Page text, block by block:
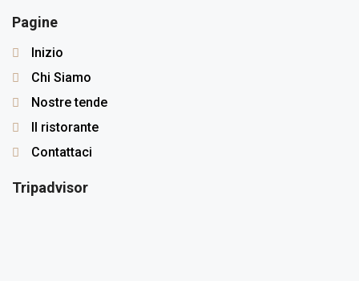
Pagine
Inizio
Chi Siamo
Nostre tende
Il ristorante
Contattaci
Tripadvisor